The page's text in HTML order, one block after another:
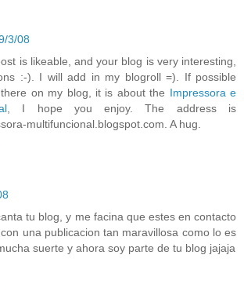
3/08
is likeable, and your blog is very interesting,
:-). I will add in my blogroll =). If possible
on my blog, it is about the Impressora e
, I hope you enjoy. The address is
multifuncional.blogspot.com. A hug.
tu blog, y me facina que estes en contacto
una publicacion tan maravillosa como lo es
suerte y ahora soy parte de tu blog jajaja